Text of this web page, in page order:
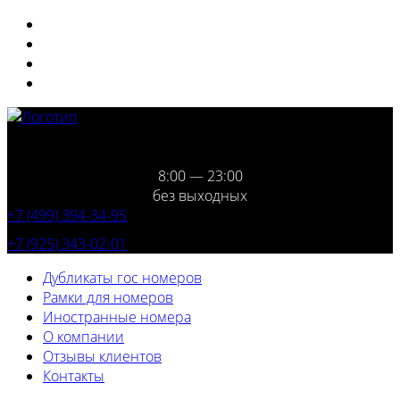
8:00 — 23:00
без выходных
+7 (499) 394-34-95
+7 (925) 343-02-01
Дубликаты гос номеров
Рамки для номеров
Иностранные номера
О компании
Отзывы клиентов
Контакты